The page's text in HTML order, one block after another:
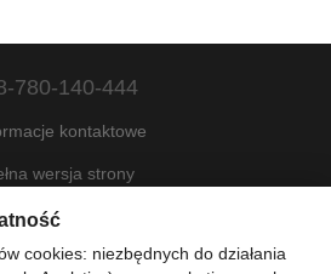
780-140-444
kontaktowe
wersja strony
Mapa strony
© 2022—2026
cookies: niezbędnych do działania